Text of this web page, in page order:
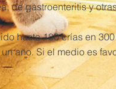
de gastroenteritis y
hasta 180 crías en
año. Si el medio es